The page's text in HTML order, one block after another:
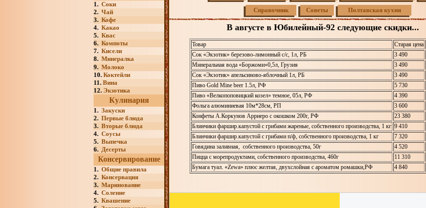
1. Соки
2. Чай
3. Кофе
4. Какао
5. Квас
6. Компоты
7. Кисели
8. Минералка
9. Молоко
10. Коктейли
11. Вина
12. Экзотика
Кулинария
1. Закуски
2. Первые блюда
3. Вторые блюда
4. Соусы
5. Выпечка
6. Десерты
Консервирование
1. Общие правила
2. Консервация
3. Маринование
4. Соление
5. Квашение
Справочник Советы Полтавская кухня
В августе в Юбилейный-92 следующие скидки...
Товар Старая цена
Сок «Экзотик» березово-лимонный с/с, 1л, РБ
3 490
Минеральная вода «Боржоми»0,5л, Грузия
3 490
Сок «Экзотик» апельсиново-яблочный 1л, РБ
3 490
Пиво Gold Mine beer 1.5л, РФ
5 730
Пиво «Велкопоповицкий козел» темное, 05л, РФ
4 390
Фольга алюминиевая 10м*28см, РП
3 600
Конфеты А.Коркунов Арриеро с окошком 200г, РФ
23 380
Блинчики фаршир.капустой с грибами жареные, собственного производства, 1 кг 9 410
Блинчики фаршир.капустой с грибами п/ф, собственного производства, 1 кг
7 320
Говядина заливная, собственного производства, 50г
4 520
Пицца с морепродуктами, собственного производства, 460г
11 310
Бумага туал. «Zewa» плюс желтая, двухслойная с ароматом ромашки,РФ
4 840